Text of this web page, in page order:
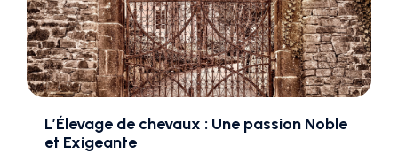
L’Élevage de chevaux : Une passion Noble
et Exigeante